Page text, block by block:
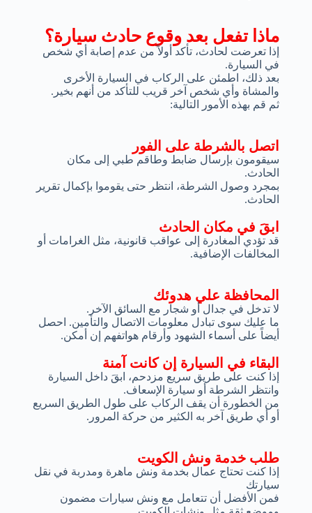
ماذا تفعل بعد وقوع حادث سيارة؟
إذا تعرضت لحادث، تأكد أولاً من عدم إصابة أي شخص
في السيارة.
بعد ذلك، اطمئن على الركاب في السيارة الأخرى
والمشاة وأي شخص آخر قريب للتأكد من أنهم بخير.
ثم قم بهذه الأمور التالية:
ابقَ في مكان الحادث
قد تؤدي المغادرة إلى عواقب قانونية، مثل الغرامات أو
المخالفات الإضافية.
اتصل بالشرطة على الفور
سيقومون بإرسال ضابط وطاقم طبي إلى مكان
الحادث.
بمجرد وصول الشرطة، انتظر حتى يقوموا بإكمال تقرير
الحادث.
البقاء في السيارة إن كانت آمنة
إذا كنت على طريق سريع مزدحم، ابقَ داخل السيارة
وانتظر الشرطة أو سيارة الإسعاف.
من الخطورة أن يقف الركاب على طول الطريق السريع
أو أي طريق آخر به الكثير من حركة المرور.
المحافظة علي هدوئك
لا تدخل في جدال أو شجار مع السائق الآخر.
ما عليك سوى تبادل معلومات الاتصال والتأمين. احصل
أيضاً على أسماء الشهود وأرقام هواتفهم إن أمكن.
طلب خدمة ونش الكويت
إذا كنت تحتاج عمال بخدمة ونش ماهرة ومدربة في نقل
سيارتك
فمن الأفضل أن تتعامل مع ونش سيارات مضمون